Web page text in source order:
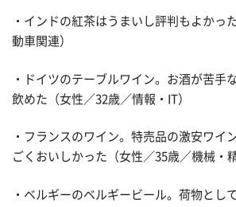
・インドの紅茶はうまいし評判もよかっ
動車関連）
・ドイツのテーブルワイン。お酒が苦手
飲めた（女性／32歳／情報・IT）
・フランスのワイン。特売品の激安ワイ
ごくおいしかった（女性／35歳／機械・
・ベルギーのベルギービール。荷物とし